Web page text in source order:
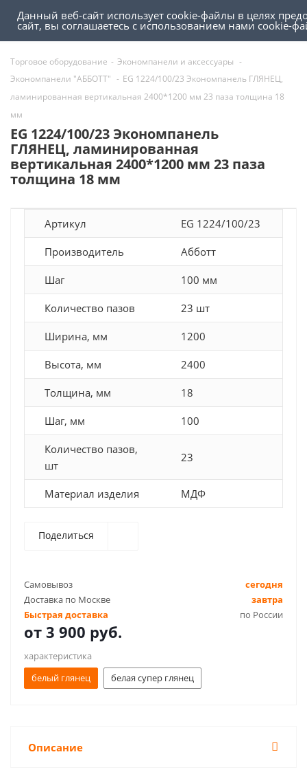
0
0
Торговое оборудование - Экономпанели и аксессуары -
Экономпанели "АББОТТ" - EG 1224/100/23 Экономпанель ГЛЯНЕЦ,
ламинированная вертикальная 2400*1200 мм 23 паза толщина 18
мм
EG 1224/100/23 Экономпанель
ГЛЯНЕЦ, ламинированная
вертикальная 2400*1200 мм 23 паза
толщина 18 мм
Артикул EG 1224/100/23
Производитель Абботт
Шаг 100 мм
Количество пазов 23 шт
Ширина, мм 1200
Высота, мм 2400
Толщина, мм 18
Шаг, мм 100
Количество пазов,
шт
23
Материал изделия МДФ
Поделиться
Самовывоз
сегодня
Доставка по Москве
завтра
Быстрая доставка
по России
от 3 900 руб.
характеристика
белый глянец
белая супер глянец
Описание
Данный веб-сайт использует cookie-файлы в целях
сайт, вы соглашаетесь с использованием нами